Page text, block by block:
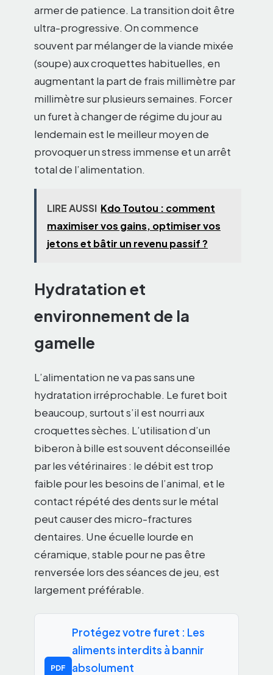
armer de patience. La transition doit être
ultra-progressive. On commence
souvent par mélanger de la viande mixée
(soupe) aux croquettes habituelles, en
augmentant la part de frais millimètre par
millimètre sur plusieurs semaines. Forcer
un furet à changer de régime du jour au
lendemain est le meilleur moyen de
provoquer un stress immense et un arrêt
total de l’alimentation.
LIRE AUSSI Kdo Toutou : comment
maximiser vos gains, optimiser vos
jetons et bâtir un revenu passif ?
Hydratation et
environnement de la
gamelle
L’alimentation ne va pas sans une
hydratation irréprochable. Le furet boit
beaucoup, surtout s’il est nourri aux
croquettes sèches. L’utilisation d’un
biberon à bille est souvent déconseillée
par les vétérinaires : le débit est trop
faible pour les besoins de l’animal, et le
contact répété des dents sur le métal
peut causer des micro-fractures
dentaires. Une écuelle lourde en
céramique, stable pour ne pas être
renversée lors des séances de jeu, est
largement préférable.
PDF
Protégez votre furet : Les
aliments interdits à bannir
absolument